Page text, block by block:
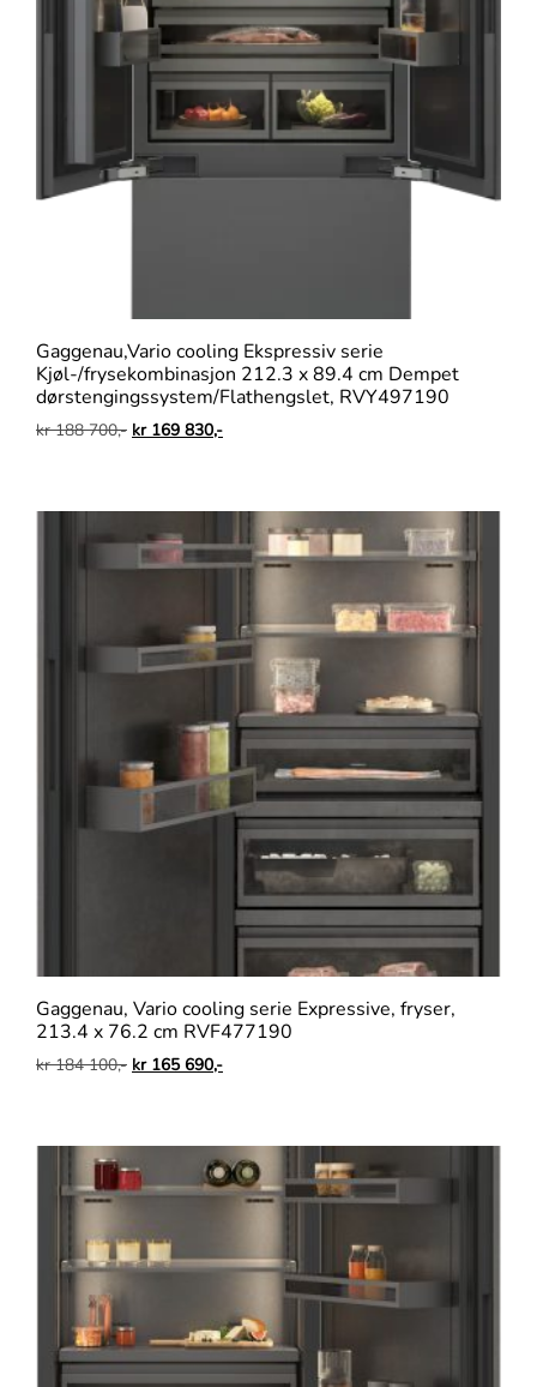
Gaggenau,Vario cooling Ekspressiv serie
Kjøl-/frysekombinasjon 212.3 x 89.4 cm Dempet
dørstengingssystem/Flathengslet, RVY497190
kr188 700,- kr169 830,-
Gaggenau, Vario cooling serie Expressive, fryser,
213.4 x 76.2 cm RVF477190
kr184 100,- kr165 690,-